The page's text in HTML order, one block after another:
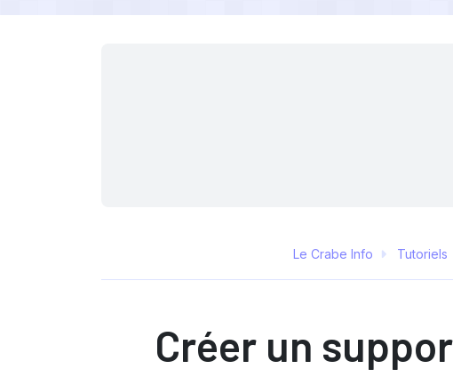
Le Crabe Info Tutoriels
Créer un